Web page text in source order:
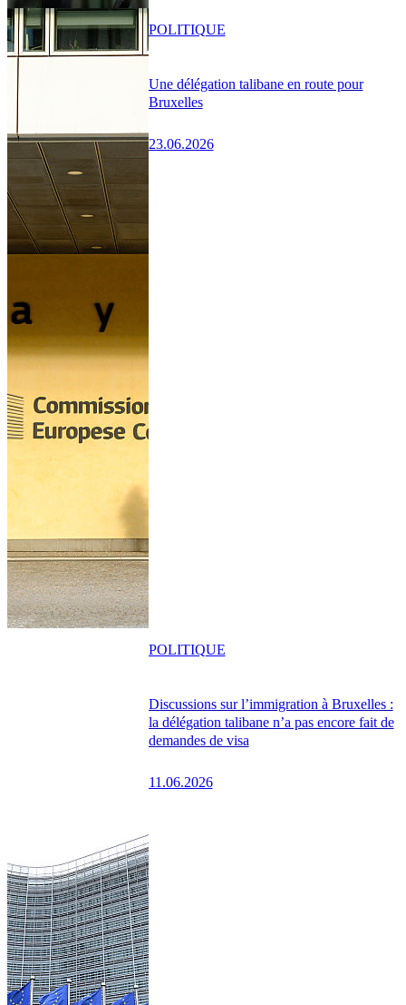
Une délégation talibane en route pour
Bruxelles
23.06.2026
POLITIQUE
Discussions sur l’immigration à Bruxelles :
la délégation talibane n’a pas encore fait de
demandes de visa
11.06.2026
POLITIQUE